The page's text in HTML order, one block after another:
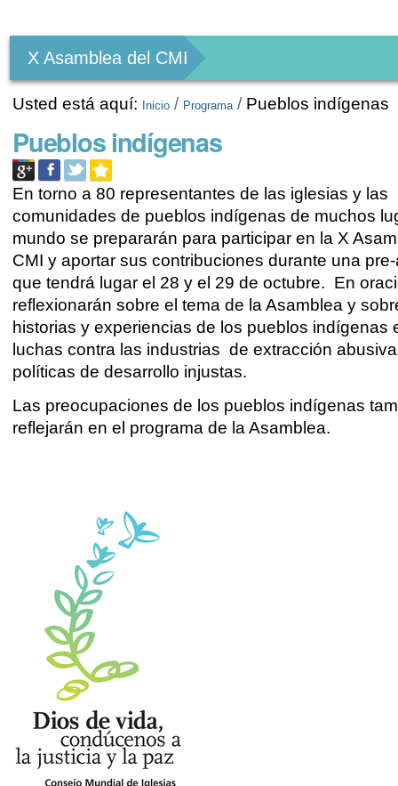
Personales
X Asamblea del CMI
Usted está aquí: Inicio / Programa / Pueblos indígenas
Pueblos indígenas
En torno a 80 representantes de las iglesias y las
comunidades de pueblos indígenas de muchos
mundo se prepararán para participar en la X
CMI y aportar sus contribuciones durante una
que tendrá lugar el 28 y el 29 de octubre. En
reflexionarán sobre el tema de la Asamblea y
historias y experiencias de los pueblos indígenas
luchas contra las industrias de extracción
políticas de desarrollo injustas.
Las preocupaciones de los pueblos indígenas
reflejarán en el programa de la Asamblea.